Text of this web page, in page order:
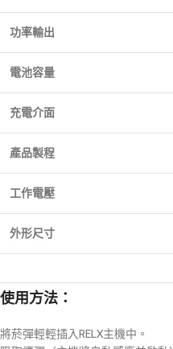
功率輸出
電池容量
充電介面
產品製程
工作電壓
外形尺寸
使用方法：
將菸彈輕輕插入RELX主機中。